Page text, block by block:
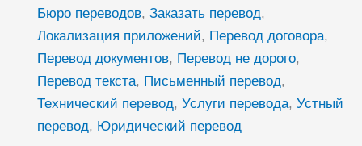
Бюро переводов, Заказать перевод,
Локализация приложений, Перевод договора,
Перевод документов, Перевод не дорого,
Перевод текста, Письменный перевод,
Технический перевод, Услуги перевода, Устный
перевод, Юридический перевод